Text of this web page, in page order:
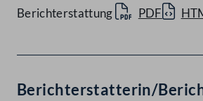
Berichterstattung PDF
Berichterstatterin/